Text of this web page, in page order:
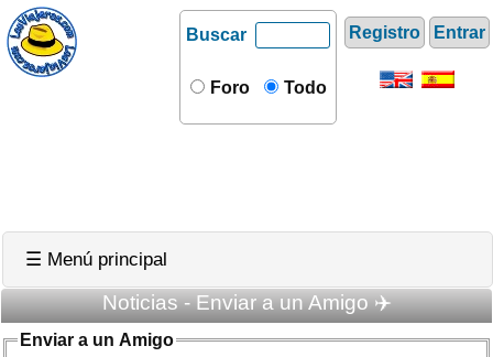
Registro Entrar
Buscar
Foro Todo
☰ Menú principal
Noticias - Enviar a un Amigo ✈️
Enviar a un Amigo